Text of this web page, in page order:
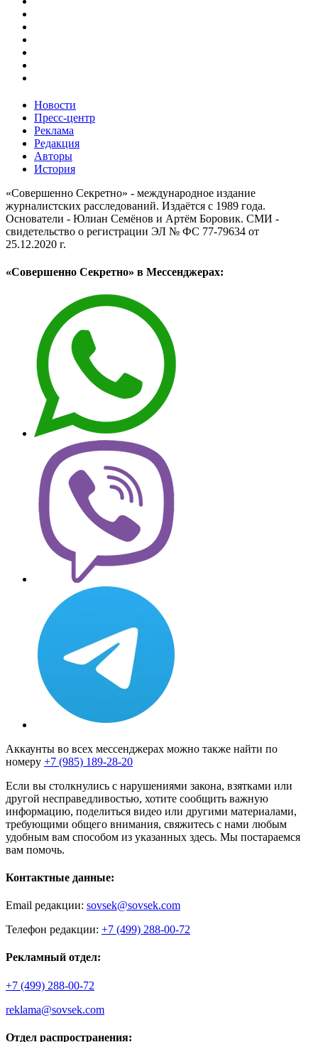
Новости
Пресс-центр
Реклама
Редакция
Авторы
История
«Совершенно Секретно» - международное издание
журналистских расследований. Издаётся с 1989 года.
Основатели - Юлиан Семёнов и Артём Боровик. CМИ -
свидетельство о регистрации ЭЛ № ФС 77-79634 от
25.12.2020 г.
«Совершенно Секретно» в Мессенджерах:
Аккаунты во всех мессенджерах можно также найти по
номеру +7 (985) 189-28-20
Если вы столкнулись с нарушениями закона, взятками или
другой несправедливостью, хотите сообщить важную
информацию, поделиться видео или другими материалами,
требующими общего внимания, свяжитесь с нами любым
удобным вам способом из указанных здесь. Мы постараемся
вам помочь.
Контактные данные:
Email редакции: sovsek@sovsek.com
Телефон редакции: +7 (499) 288-00-72
Рекламный отдел:
+7 (499) 288-00-72
reklama@sovsek.com
Отдел распространения: